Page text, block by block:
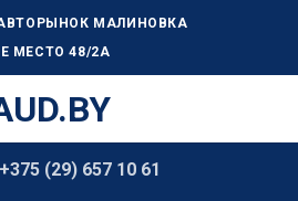
МАЛИНОВКА
МЕСТО 48/2А
+375 (29) 657 10 61